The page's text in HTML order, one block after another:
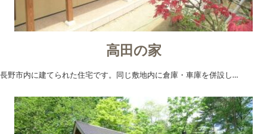
高田の家
長野市内に建てられた住宅です。同じ敷地内に倉庫・車庫を併設し…